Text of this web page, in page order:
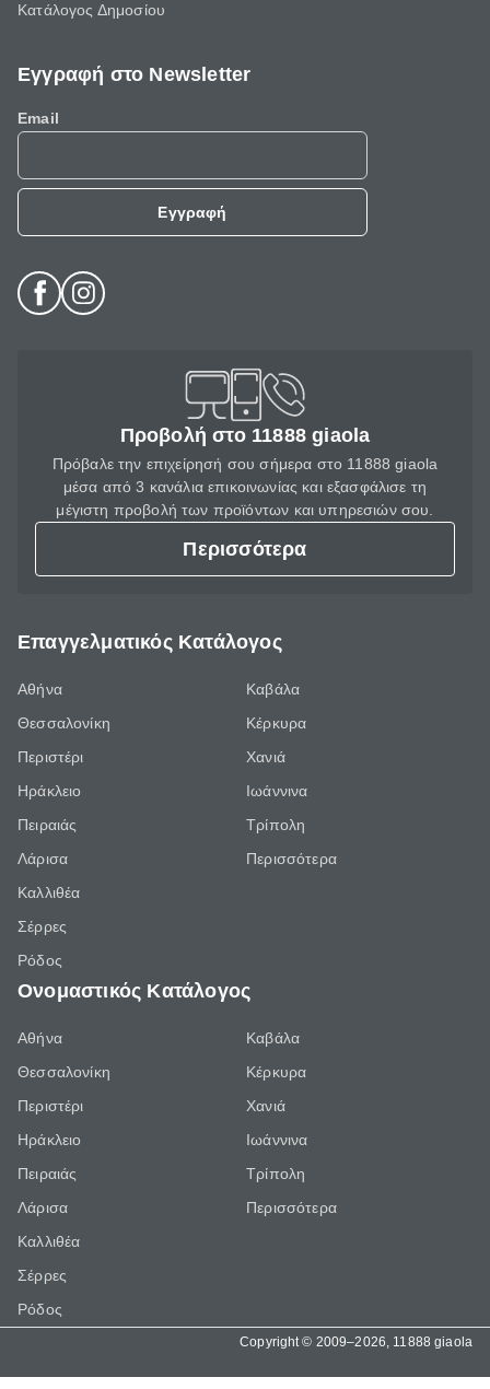
Κατάλογος Δημοσίου
Εγγραφή στο Newsletter
Email
Εγγραφή
Προβολή στο 11888 giaola
Πρόβαλε την επιχείρησή σου σήμερα στο 11888 giaola
μέσα από 3 κανάλια επικοινωνίας και εξασφάλισε τη
μέγιστη προβολή των προϊόντων και υπηρεσιών σου.
Περισσότερα
Επαγγελματικός Κατάλογος
Αθήνα
Θεσσαλονίκη
Περιστέρι
Ηράκλειο
Πειραιάς
Λάρισα
Καλλιθέα
Σέρρες
Ρόδος
Καβάλα
Κέρκυρα
Χανιά
Ιωάννινα
Τρίπολη
Περισσότερα
Ονομαστικός Κατάλογος
Αθήνα
Θεσσαλονίκη
Περιστέρι
Ηράκλειο
Πειραιάς
Λάρισα
Καλλιθέα
Σέρρες
Ρόδος
Καβάλα
Κέρκυρα
Χανιά
Ιωάννινα
Τρίπολη
Περισσότερα
Copyright © 2009–2026, 11888 giaola